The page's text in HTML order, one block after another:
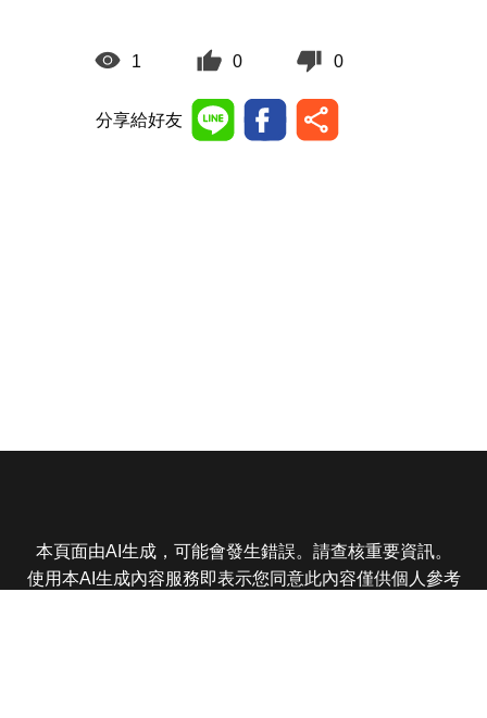
1 0 0
分享給好友
本頁面由AI生成，可能會發生錯誤。請查核重要資訊。
使用本AI生成內容服務即表示您同意此內容僅供個人參考